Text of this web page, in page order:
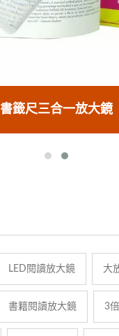
書籤尺三合一放大鏡
LED閱讀放大鏡 大
書籍閱讀放大鏡 3